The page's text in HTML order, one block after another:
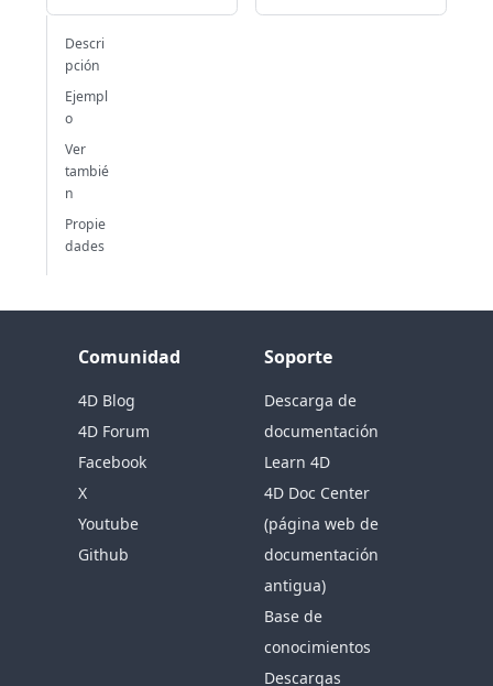
Descri
pción
Ejempl
o
Ver
tambié
n
Propie
dades
Comunidad
4D Blog
4D Forum
Facebook
X
Youtube
Github
Soporte
Descarga de
documentación
Learn 4D
4D Doc Center
(página web de
documentación
antigua)
Base de
conocimientos
Descargas